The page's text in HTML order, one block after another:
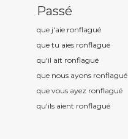
Passé
que j'aie ronflagué
que tu aies ronflagué
qu'il ait ronflagué
que nous ayons ronflagué
que vous ayez ronflagué
qu'ils aient ronflagué